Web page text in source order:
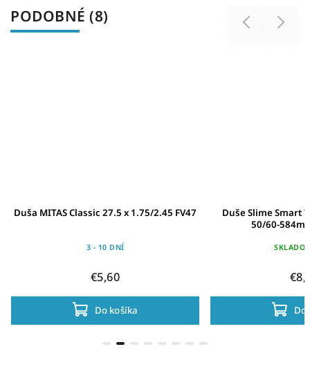
PODOBNÉ (8) Previous
Duša MITAS Classic 27.5 x 1.75/2.45 FV47
3 - 10 DNÍ
€5,60
Do košíka
Duše Slime Smart
50/60-
Do
Next